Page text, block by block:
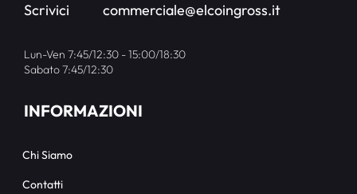
Scrivici
commerciale@elcoingross.it
Lun-Ven 7:45/12:30 - 15:00/18:30
Sabato 7:45/12:30
INFORMAZIONI
Chi Siamo
Contatti